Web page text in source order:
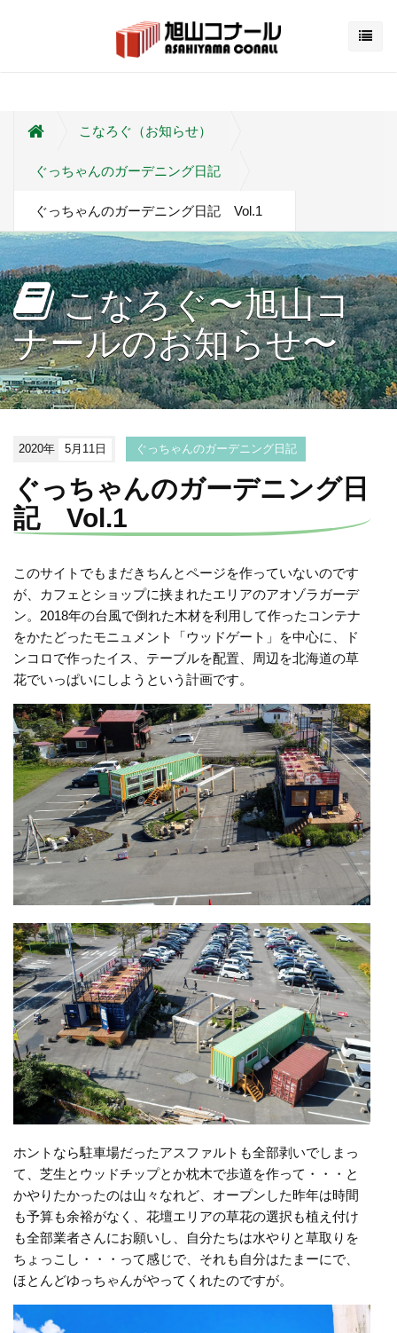
こなろぐ（お知らせ）
ぐっちゃんのガーデニング日記
ぐっちゃんのガーデニング日記 Vol.1
こなろぐ〜旭山コ
ナールのお知らせ〜
2020年 5月11日 ぐっちゃんのガーデニング日記
ぐっちゃんのガーデニング日
記 Vol.1
このサイトでもまだきちんとページを作っていないのです
が、カフェとショップに挟まれたエリアのアオゾラガーデ
ン。2018年の台風で倒れた木材を利用して作ったコンテナ
をかたどったモニュメント「ウッドゲート」を中心に、ド
ンコロで作ったイス、テーブルを配置、周辺を北海道の草
花でいっぱいにしようという計画です。
ホントなら駐車場だったアスファルトも全部剥いでしまっ
て、芝生とウッドチップとか枕木で歩道を作って・・・と
かやりたかったのは山々なれど、オープンした昨年は時間
も予算も余裕がなく、花壇エリアの草花の選択も植え付け
も全部業者さんにお願いし、自分たちは水やりと草取りを
ちょっこし・・・って感じで、それも自分はたまーにで、
ほとんどゆっちゃんがやってくれたのですが。